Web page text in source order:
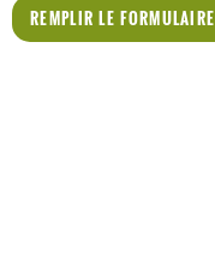
REMPLIR LE FORMULAIRE